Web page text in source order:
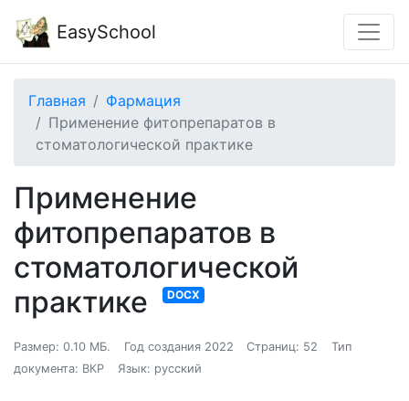
EasySchool
Главная
Фармация
Применение фитопрепаратов в
стоматологической практике
Применение
фитопрепаратов в
стоматологической
практике
DOCX
Размер: 0.10 МБ. Год создания 2022 Страниц: 52
Тип
документа: ВКР
Язык: русский